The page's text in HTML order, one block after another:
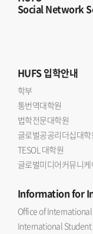
Social Network
HUFS입학안내
학부
통번역대학원
법학전문대학원
글로벌공공리더십대학
TESOL 대학원
글로벌미디어커뮤니
Informationfor
Office of
International Student